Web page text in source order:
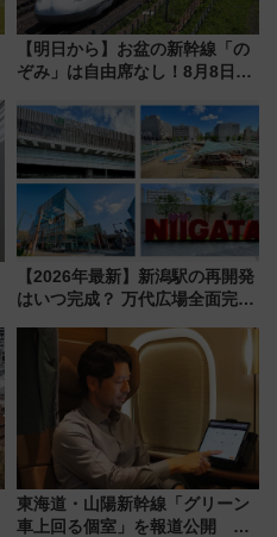
【明日から】お盆の新幹線「の
ぞみ」は自由席なし！8月8日午
せば空きが見つかることも 混
雑避ける「空席」探しのコツ
【2026年最新】新潟駅の再開発
はいつ完成？ 万代広場全面完成
開発、バスタ新潟構想まで徹底
解説！
東海道・山陽新幹線「グリーン
車上回る個室」を報道公開 プ